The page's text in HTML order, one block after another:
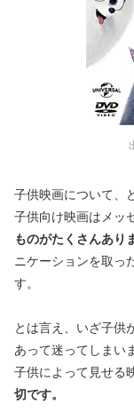
子供映画について、
子供向け映画はメッ
ものがたくさんあり
ニケーションを取っ
す。
とは言え、いざ子供
あって迷ってしまい
子供によって見せる
切です。